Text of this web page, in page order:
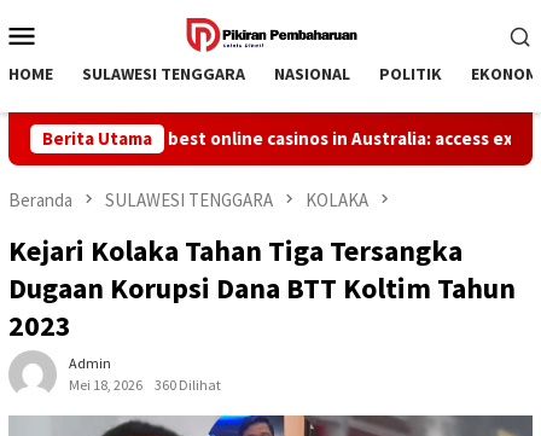
ke
Mobile
HOME SULAWESI TENGGARA NASIONAL POLITIK
Berita Utama
into the best online casinos in Australia: access exclusive
Beranda SULAWESI TENGGARA KOLAKA
Kejari Kolaka Tahan Tiga Tersangka
Dugaan Korupsi Dana BTT Koltim Tahun
2023
Admin
Mei 18, 2026
360 Dilihat